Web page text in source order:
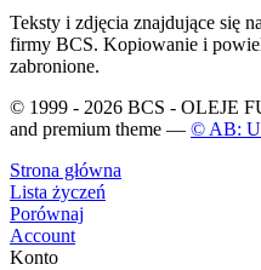
Teksty i zdjęcia znajdujące się
firmy BCS. Kopiowanie i
zabronione.
© 1999 - 2026 BCS - OLEJE
and premium theme — © AB:
Strona główna
Lista życzeń
Porównaj
Account
Konto